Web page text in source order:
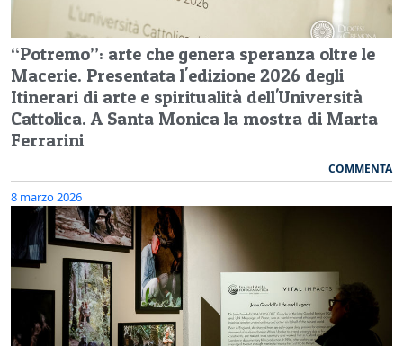
“Potremo”: arte che genera speranza oltre le
Macerie. Presentata l'edizione 2026 degli
Itinerari di arte e spiritualità dell'Università
Cattolica. A Santa Monica la mostra di Marta
Ferrarini
COMMENTA
8 marzo 2026